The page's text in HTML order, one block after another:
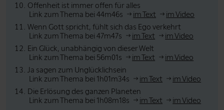
Offenheit ist immer offen für alles
Link zum Thema bei 44m46s
im Text
im Video
Wenn Gott spricht, fühlt sich das Ego verkehrt
Link zum Thema bei 47m47s
im Text
im Video
Ein Glück, unabhängig von dieser Welt
Link zum Thema bei 56m01s
im Text
im Video
Ja sagen zum Unglücklichsein
Link zum Thema bei 1h01m34s
im Text
im Video
Die Erlösung des ganzen Planeten
Link zum Thema bei 1h08m18s
im Text im Video